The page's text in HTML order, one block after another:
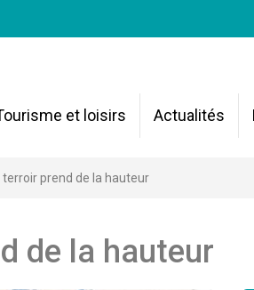
et loisirs Actualités
terroir prend de la hauteur
de la hauteur